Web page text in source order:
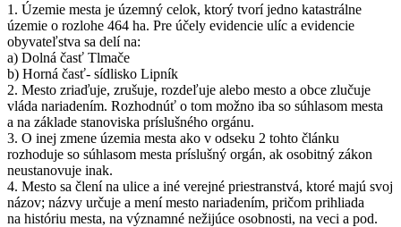
1. Územie mesta je územný celok, ktorý tvorí jedno katastrálne
územie o rozlohe 464 ha. Pre účely evidencie ulíc a evidencie
obyvateľstva sa delí na:
a) Dolná časť Tlmače
b) Horná časť- sídlisko Lipník
2. Mesto zriaďuje, zrušuje, rozdeľuje alebo mesto a obce zlučuje
vláda nariadením. Rozhodnúť o tom možno iba so súhlasom mesta
a na základe stanoviska príslušného orgánu.
3. O inej zmene územia mesta ako v odseku 2 tohto článku
rozhoduje so súhlasom mesta príslušný orgán, ak osobitný zákon
neustanovuje inak.
4. Mesto sa člení na ulice a iné verejné priestranstvá, ktoré majú svoj
názov; názvy určuje a mení mesto nariadením, pričom prihliada
na históriu mesta, na významné nežijúce osobnosti, na veci a pod.